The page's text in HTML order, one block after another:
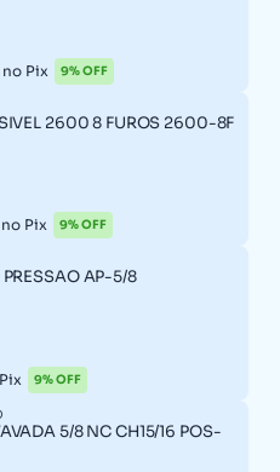
no Pix 9% OFF
2600 8 FUROS 2600-8F
no Pix 9% OFF
PRESSAO AP-5/8
9% OFF
5/8 NC CH15/16 POS-